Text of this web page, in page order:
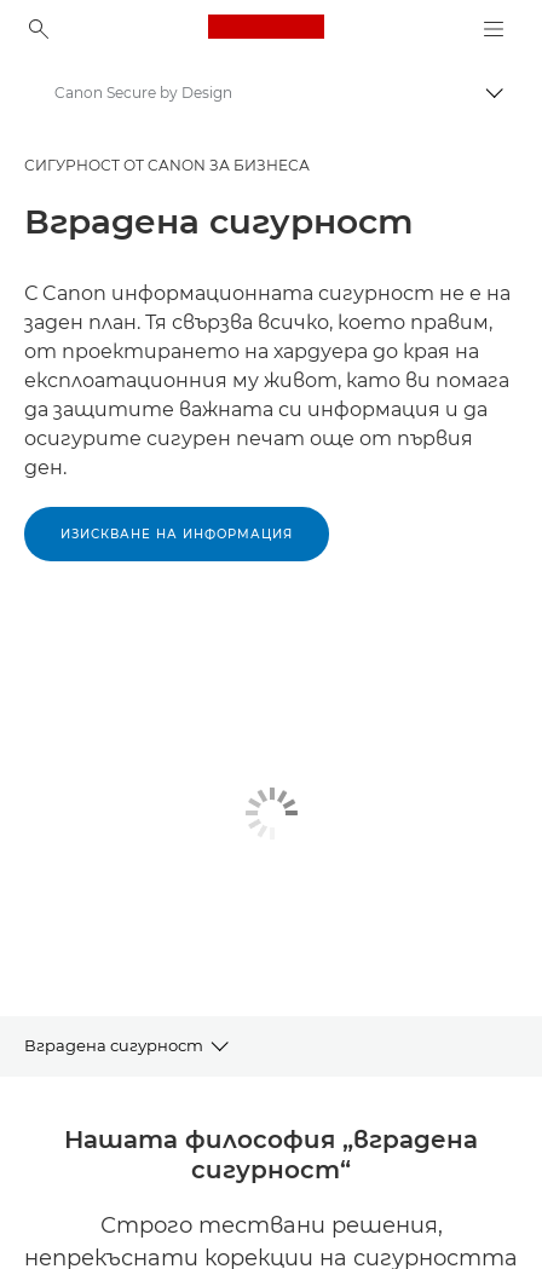
Canon Logo, back to
Бизнес решения
Canon Secure by Design
СИГУРНОСТ ОТ CANON ЗА БИЗНЕСА
Вградена сигурност
С Canon информационната сигурност не е на
заден план. Тя свързва всичко, което правим,
от проектирането на хардуера до края на
експлоатационния му живот, като ви помага
да защитите важната си информация и да
осигурите сигурен печат още от първия
ден.
ИЗИСКВАНЕ НА ИНФОРМАЦИЯ
Вградена сигурност
СВЪРЗАНИ ПРОДУКТИ
Нашата философия „вградена
сигурност“
Строго тествани решения,
непрекъснати корекции на сигурността